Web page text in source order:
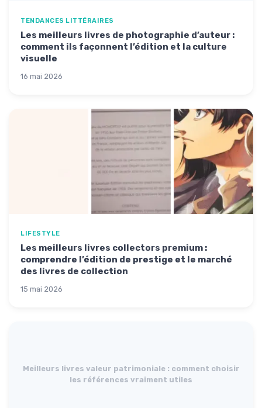
TENDANCES LITTÉRAIRES
Les meilleurs livres de photographie d’auteur :
comment ils façonnent l’édition et la culture
visuelle
16 mai 2026
LIFESTYLE
Les meilleurs livres collectors premium :
comprendre l’édition de prestige et le marché
des livres de collection
15 mai 2026
Meilleurs livres valeur patrimoniale : comment choisir
les références vraiment utiles